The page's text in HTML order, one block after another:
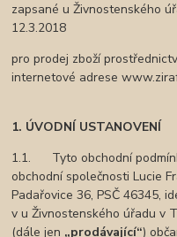
zapsané u Živnostenského
12.3.2018
pro prodej zboží
internetové adrese
1. ÚVODNÍ USTANOVENÍ
1.1. Tyto obchodní
obchodní společnosti Lucie
Padařovice 36, PSČ 46345,
v u Živnostenského úřadu v
(dále jen „prodávající“)